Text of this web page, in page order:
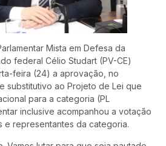
Mista em Defesa da
federal Célio Studart (PV-CE)
feira (24) a aprovação, no
substitutivo ao Projeto de Lei que
para a categoria (PL
inclusive acompanhou a votação
e representantes da categoria.